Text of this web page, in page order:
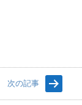
次の記事